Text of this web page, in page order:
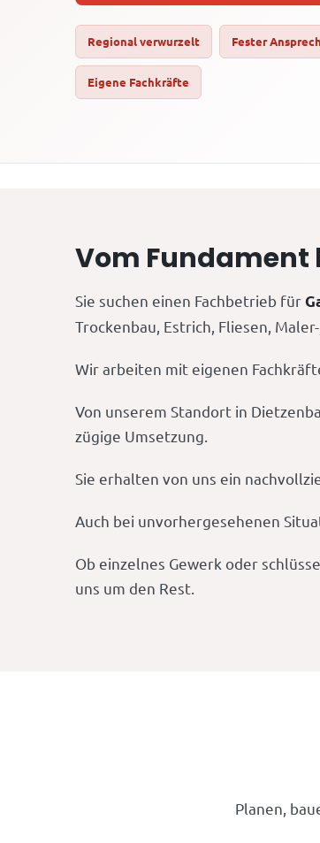
Regional verwurzelt Fester
Eigene Fachkräfte
Vom Fundament
Sie suchen einen Fachbetrieb für
Trockenbau, Estrich, Fliesen,
Wir arbeiten mit eigenen
Von unserem Standort in
zügige Umsetzung.
Sie erhalten von uns ein
Auch bei unvorhergesehenen
Ob einzelnes Gewerk oder
uns um den Rest.
Planen,